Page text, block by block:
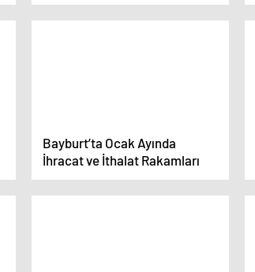
Bayburt’ta Ocak Ayında
İhracat ve İthalat Rakamları